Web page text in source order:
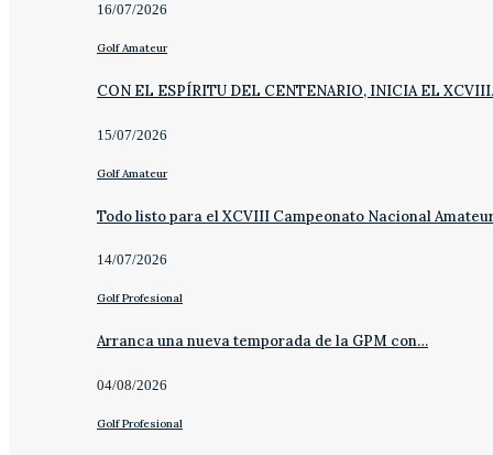
16/07/2026
Golf Amateur
CON EL ESPÍRITU DEL CENTENARIO, INICIA EL
15/07/2026
Golf Amateur
Todo listo para el XCVIII Campeonato Nacional
14/07/2026
Golf Profesional
Arranca una nueva temporada de la GPM con…
04/08/2026
Golf Profesional